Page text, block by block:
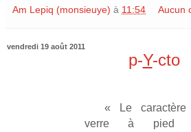
Am Lepiq (monsieuye) à 11:54 Aucun
vendredi 19 août 2011
p-Y-cto
« Le caractère
verre à pied